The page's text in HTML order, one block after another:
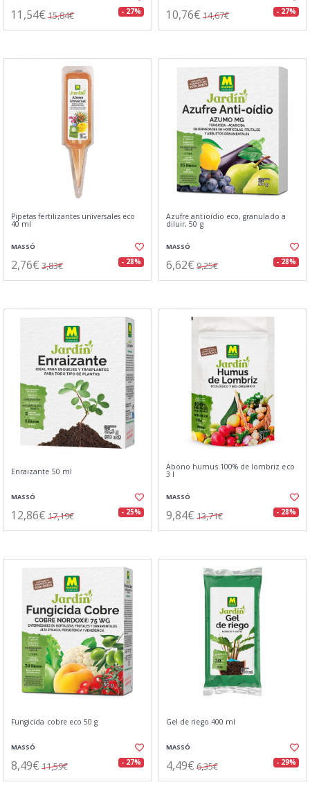
11,54€ 15,84€ - 27% 10,76€ 14,67€ - 27%
Pipetas fertilizantes universales eco
40 ml
MASSÓ
2,76€ 3,83€ - 28%
Azufre antioídio eco, granulado a
diluir, 50 g
MASSÓ
6,62€ 9,25€ - 28%
Enraizante 50 ml
MASSÓ
12,86€ 17,19€ - 25%
Abono humus 100% de lombriz eco
3 l
MASSÓ
9,84€ 13,71€ - 28%
Fungicida cobre eco 50 g
MASSÓ
8,49€ 11,59€ - 27%
Gel de riego 400 ml
MASSÓ
4,49€ 6,35€ - 29%